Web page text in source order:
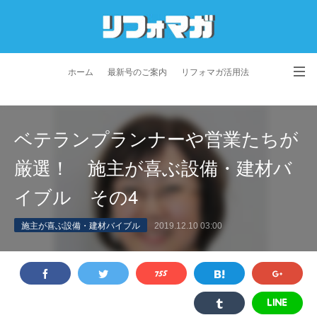
ホーム 最新号のご案内 リフォマガ活用法
プライバシーポリシー 利用規約 会社概要
ベテランプランナーや営業たちが
厳選！ 施主が喜ぶ設備・建材バ
イブル その4
施主が喜ぶ設備・建材バイブル 2019.12.10 03:00